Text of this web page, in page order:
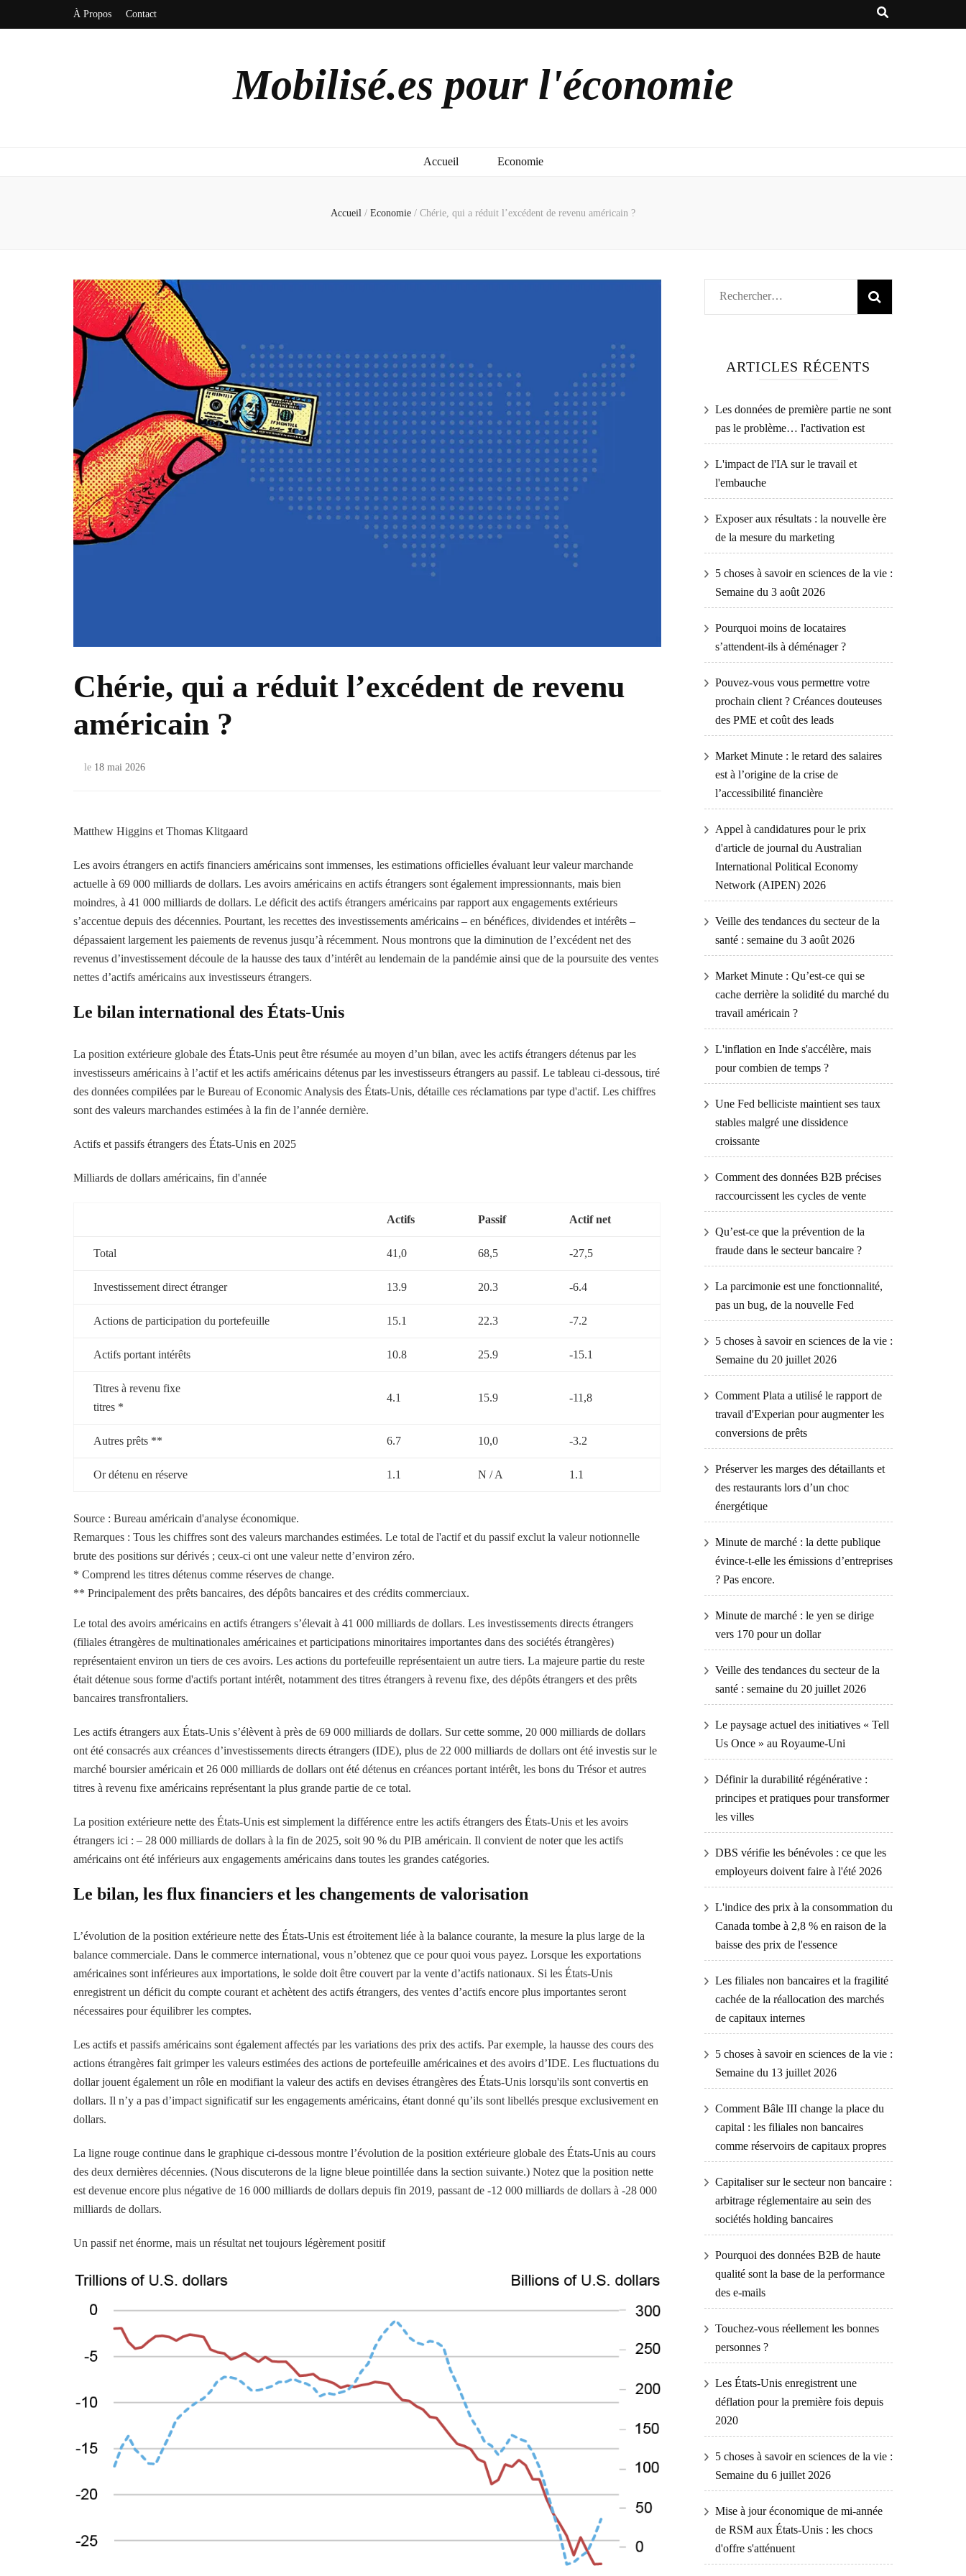
À Propos Contact
Mobilisé.es pour l'économie
Accueil Economie
Accueil / Economie / Chérie, qui a réduit l’excédent de revenu américain ?
Chérie, qui a réduit l’excédent de revenu
américain ?
le 18 mai 2026
Matthew Higgins et Thomas Klitgaard
Les avoirs étrangers en actifs financiers américains sont immenses, les estimations officielles évaluant leur valeur marchande
actuelle à 69 000 milliards de dollars. Les avoirs américains en actifs étrangers sont également impressionnants, mais bien
moindres, à 41 000 milliards de dollars. Le déficit des actifs étrangers américains par rapport aux engagements extérieurs
s’accentue depuis des décennies. Pourtant, les recettes des investissements américains – en bénéfices, dividendes et intérêts –
dépassaient largement les paiements de revenus jusqu’à récemment. Nous montrons que la diminution de l’excédent net des
revenus d’investissement découle de la hausse des taux d’intérêt au lendemain de la pandémie ainsi que de la poursuite des ventes
nettes d’actifs américains aux investisseurs étrangers.
Le bilan international des États-Unis
La position extérieure globale des États-Unis peut être résumée au moyen d’un bilan, avec les actifs étrangers détenus par les
investisseurs américains à l’actif et les actifs américains détenus par les investisseurs étrangers au passif. Le tableau ci-dessous, tiré
des données compilées par le Bureau of Economic Analysis des États-Unis, détaille ces réclamations par type d'actif. Les chiffres
sont des valeurs marchandes estimées à la fin de l’année dernière.
Actifs et passifs étrangers des États-Unis en 2025
Milliards de dollars américains, fin d'année
Actifs Passif Actif net
Total 41,0 68,5 -27,5
Investissement direct étranger 13.9 20.3 -6.4
Actions de participation du portefeuille 15.1 22.3 -7.2
Actifs portant intérêts 10.8 25.9 -15.1
Titres à revenu fixe
titres *
4.1 15.9 -11,8
Autres prêts ** 6.7 10,0 -3.2
Or détenu en réserve 1.1 N / A 1.1
Source : Bureau américain d'analyse économique.
Remarques : Tous les chiffres sont des valeurs marchandes estimées. Le total de l'actif et du passif exclut la valeur notionnelle
brute des positions sur dérivés ; ceux-ci ont une valeur nette d’environ zéro.
* Comprend les titres détenus comme réserves de change.
** Principalement des prêts bancaires, des dépôts bancaires et des crédits commerciaux.
Le total des avoirs américains en actifs étrangers s’élevait à 41 000 milliards de dollars. Les investissements directs étrangers
(filiales étrangères de multinationales américaines et participations minoritaires importantes dans des sociétés étrangères)
représentaient environ un tiers de ces avoirs. Les actions du portefeuille représentaient un autre tiers. La majeure partie du reste
était détenue sous forme d'actifs portant intérêt, notamment des titres étrangers à revenu fixe, des dépôts étrangers et des prêts
bancaires transfrontaliers.
Les actifs étrangers aux États-Unis s’élèvent à près de 69 000 milliards de dollars. Sur cette somme, 20 000 milliards de dollars
ont été consacrés aux créances d’investissements directs étrangers (IDE), plus de 22 000 milliards de dollars ont été investis sur le
marché boursier américain et 26 000 milliards de dollars ont été détenus en créances portant intérêt, les bons du Trésor et autres
titres à revenu fixe américains représentant la plus grande partie de ce total.
La position extérieure nette des États-Unis est simplement la différence entre les actifs étrangers des États-Unis et les avoirs
étrangers ici : – 28 000 milliards de dollars à la fin de 2025, soit 90 % du PIB américain. Il convient de noter que les actifs
américains ont été inférieurs aux engagements américains dans toutes les grandes catégories.
Le bilan, les flux financiers et les changements de valorisation
L’évolution de la position extérieure nette des États-Unis est étroitement liée à la balance courante, la mesure la plus large de la
balance commerciale. Dans le commerce international, vous n’obtenez que ce pour quoi vous payez. Lorsque les exportations
américaines sont inférieures aux importations, le solde doit être couvert par la vente d’actifs nationaux. Si les États-Unis
enregistrent un déficit du compte courant et achètent des actifs étrangers, des ventes d’actifs encore plus importantes seront
nécessaires pour équilibrer les comptes.
Les actifs et passifs américains sont également affectés par les variations des prix des actifs. Par exemple, la hausse des cours des
actions étrangères fait grimper les valeurs estimées des actions de portefeuille américaines et des avoirs d’IDE. Les fluctuations du
dollar jouent également un rôle en modifiant la valeur des actifs en devises étrangères des États-Unis lorsqu'ils sont convertis en
dollars. Il n’y a pas d’impact significatif sur les engagements américains, étant donné qu’ils sont libellés presque exclusivement en
dollars.
La ligne rouge continue dans le graphique ci-dessous montre l’évolution de la position extérieure globale des États-Unis au cours
des deux dernières décennies. (Nous discuterons de la ligne bleue pointillée dans la section suivante.) Notez que la position nette
est devenue encore plus négative de 16 000 milliards de dollars depuis fin 2019, passant de -12 000 milliards de dollars à -28 000
milliards de dollars.
Un passif net énorme, mais un résultat net toujours légèrement positif
Rechercher :
ARTICLES RÉCENTS
Les données de première partie ne sont
pas le problème… l'activation est
L'impact de l'IA sur le travail et
l'embauche
Exposer aux résultats : la nouvelle ère
de la mesure du marketing
5 choses à savoir en sciences de la vie :
Semaine du 3 août 2026
Pourquoi moins de locataires
s’attendent-ils à déménager ?
Pouvez-vous vous permettre votre
prochain client ? Créances douteuses
des PME et coût des leads
Market Minute : le retard des salaires
est à l’origine de la crise de
l’accessibilité financière
Appel à candidatures pour le prix
d'article de journal du Australian
International Political Economy
Network (AIPEN) 2026
Veille des tendances du secteur de la
santé : semaine du 3 août 2026
Market Minute : Qu’est-ce qui se
cache derrière la solidité du marché du
travail américain ?
L'inflation en Inde s'accélère, mais
pour combien de temps ?
Une Fed belliciste maintient ses taux
stables malgré une dissidence
croissante
Comment des données B2B précises
raccourcissent les cycles de vente
Qu’est-ce que la prévention de la
fraude dans le secteur bancaire ?
La parcimonie est une fonctionnalité,
pas un bug, de la nouvelle Fed
5 choses à savoir en sciences de la vie :
Semaine du 20 juillet 2026
Comment Plata a utilisé le rapport de
travail d'Experian pour augmenter les
conversions de prêts
Préserver les marges des détaillants et
des restaurants lors d’un choc
énergétique
Minute de marché : la dette publique
évince-t-elle les émissions d’entreprises
? Pas encore.
Minute de marché : le yen se dirige
vers 170 pour un dollar
Veille des tendances du secteur de la
santé : semaine du 20 juillet 2026
Le paysage actuel des initiatives « Tell
Us Once » au Royaume-Uni
Définir la durabilité régénérative :
principes et pratiques pour transformer
les villes
DBS vérifie les bénévoles : ce que les
employeurs doivent faire à l'été 2026
L'indice des prix à la consommation du
Canada tombe à 2,8 % en raison de la
baisse des prix de l'essence
Les filiales non bancaires et la fragilité
cachée de la réallocation des marchés
de capitaux internes
5 choses à savoir en sciences de la vie :
Semaine du 13 juillet 2026
Comment Bâle III change la place du
capital : les filiales non bancaires
comme réservoirs de capitaux propres
Capitaliser sur le secteur non bancaire :
arbitrage réglementaire au sein des
sociétés holding bancaires
Pourquoi des données B2B de haute
qualité sont la base de la performance
des e-mails
Touchez-vous réellement les bonnes
personnes ?
Les États-Unis enregistrent une
déflation pour la première fois depuis
2020
5 choses à savoir en sciences de la vie :
Semaine du 6 juillet 2026
Mise à jour économique de mi-année
de RSM aux États-Unis : les chocs
d'offre s'atténuent